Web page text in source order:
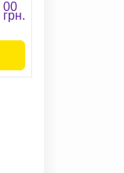
00
грн.